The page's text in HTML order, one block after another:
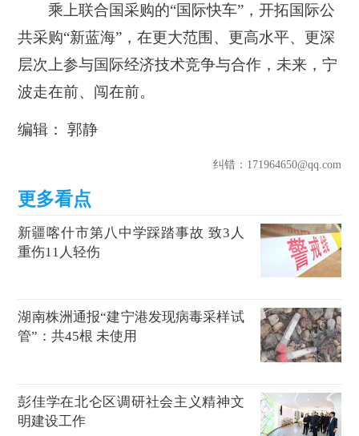
乘上联合国采购的“国际快车”，开拓国际公
共采购“新蓝海”，在更大范围、更高水平、更深
层次上参与国际经济技术竞争与合作，未来，宁
波走在前、闯在前。
编辑： 郭静
纠错：171964650@qq.com
新疆喀什市第八中学踩踏事故 致3人
重伤11人轻伤
湖南株洲通报“建宁港发现病毒采样试
管”：共45根 未使用
彭佳学在北仑区调研社会主义精神文
明建设工作